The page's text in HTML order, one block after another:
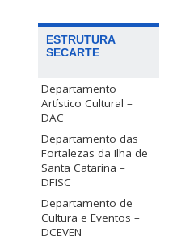
ESTRUTURA
SECARTE
Departamento
Artístico Cultural –
DAC
Departamento das
Fortalezas da Ilha de
Santa Catarina –
DFISC
Departamento de
Cultura e Eventos –
DCEVEN